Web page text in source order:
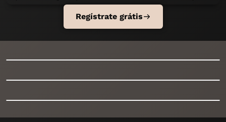
Regístrate grátis